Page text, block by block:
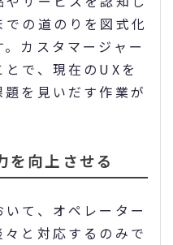
の道のりを図式化
カスタマージャー
で、現在のUXを
を見いだす作業が
を向上させる
て、オペレーター
と対応するのみで